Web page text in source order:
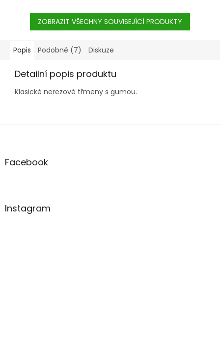
ZOBRAZIT VŠECHNY SOUVISEJÍCÍ PRODUKTY
Popis Podobné (7) Diskuze
Detailní popis produktu
Klasické nerezové třmeny s gumou.
Z
aFacebook
Instagram